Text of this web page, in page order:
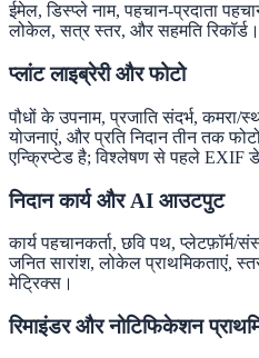
ईमेल, डिस्प्ले नाम, पहचान-प्रदाता
लोकेल, सत्र स्तर, और सहमति रिकॉर्ड।
प्लांट लाइब्रेरी और फोटो
पौधों के उपनाम, प्रजाति संदर्भ,
योजनाएं, और प्रति निदान तीन तक
एन्क्रिप्टेड है; विश्लेषण से पहले EXIF
निदान कार्य और AI आउटपुट
कार्य पहचानकर्ता, छवि पथ, प्लेटफ़ॉर्म/
जनित सारांश, लोकेल प्राथमिकताएं,
मेट्रिक्स।
रिमाइंडर और नोटिफिकेशन